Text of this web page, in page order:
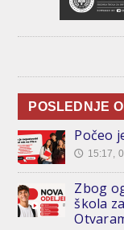
POSLEDNJE
Počeo
🕔 15:17,
Zbog
škola